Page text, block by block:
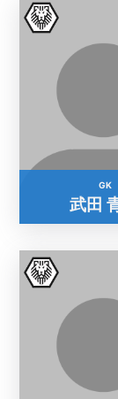
GK
武田